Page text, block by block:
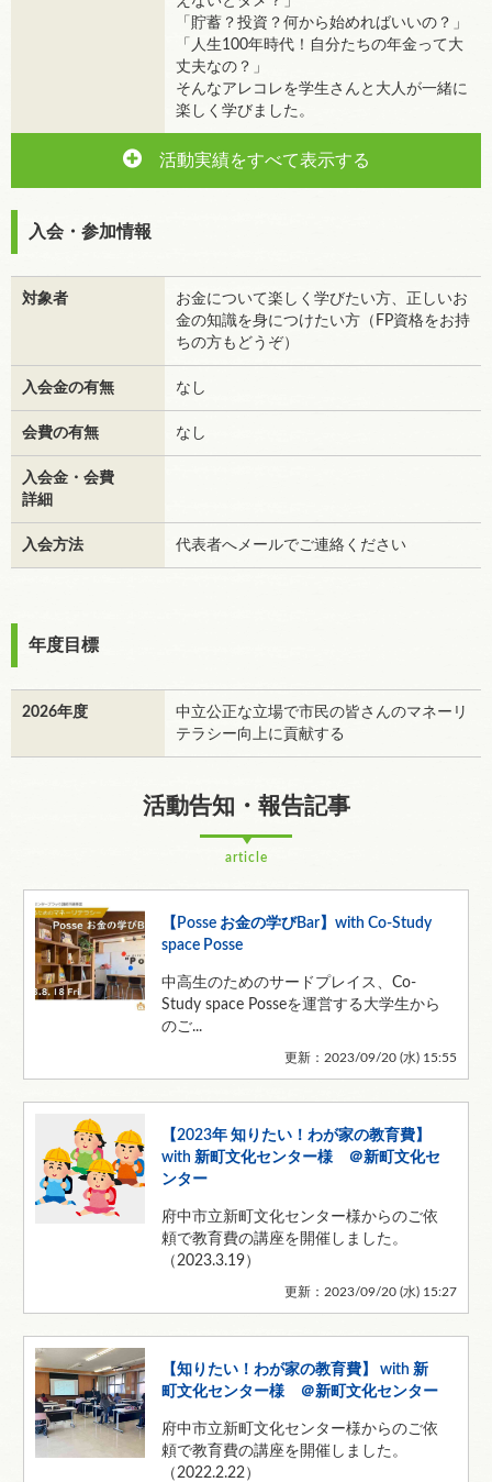
「貯蓄？投資？何から始めればいいの？」
「人生100年時代！自分たちの年金って大
丈夫なの？」
そんなアレコレを学生さんと大人が一緒に
楽しく学びました。
活動実績をすべて表示する
入会・参加情報
対象者
お金について楽しく学びたい方、正しいお
金の知識を身につけたい方（FP資格をお持
ちの方もどうぞ）
入会金の有無 なし
会費の有無 なし
入会金・会費
詳細
入会方法 代表者へメールでご連絡ください
年度目標
2026年度
中立公正な立場で市民の皆さんのマネーリ
テラシー向上に貢献する
活動告知・報告記事
article
【Posse お金の学びBar】with Co-Study
space Posse
中高生のためのサードプレイス、Co-
Study space Posseを運営する大学生から
のご...
更新：2023/09/20 (水) 15:55
【2023年 知りたい！わが家の教育費】
with 新町文化センター様 ＠新町文化セ
ンター
府中市立新町文化センター様からのご依
頼で教育費の講座を開催しました。
（2023.3.19）
更新：2023/09/20 (水) 15:27
【知りたい！わが家の教育費】 with 新
町文化センター様 ＠新町文化センター
府中市立新町文化センター様からのご依
頼で教育費の講座を開催しました。
（2022.2.22）